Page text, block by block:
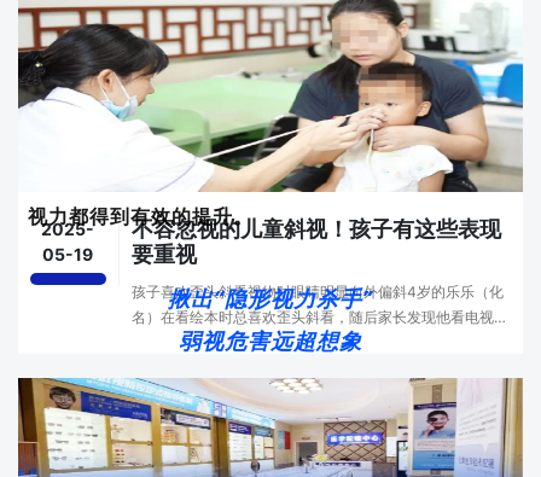
近日，乐乐再次来到了医院进行复查，通过5个月的戴
镜及弱视训练的辅助，复查结果：乐乐右眼视力由最
初的0.3提高至了0.6，左眼由0.5提高到了0.8，双眼
视力都得到有效的提升。
揪出“隐形视力杀手”
弱视危害远超想象
儿童视光中心吴珏主任表示，弱视≠近视！三大认知误
区要破除：
2025-
05-19
不容忽视的儿童斜视！孩子有这些表现
要重视
孩子喜欢歪头斜看视物时眼睛明显向外偏斜4岁的乐乐（化
名）在看绘本时总喜欢歪头斜看，随后家长发现他看电视时
眼睛明显向外偏斜，尤其在疲劳时症状更加明显。前段时